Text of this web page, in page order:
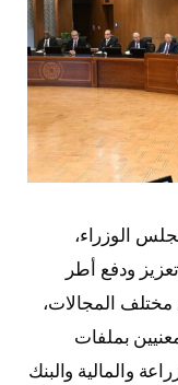
الوزراء،
ودفع أطر
مختلف المجالات،
بملفات
والمالية والبنك